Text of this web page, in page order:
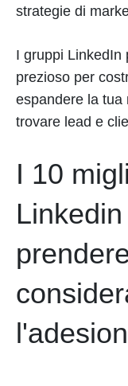
strategie di
I gruppi LinkedIn
prezioso per
espandere la tua
trovare lead e
I 10